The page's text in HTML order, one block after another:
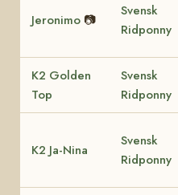
Jeronimo 📷
Svensk
Ridponny
K2 Golden
Top
Svensk
Ridponny
K2 Ja-Nina
Svensk
Ridponny